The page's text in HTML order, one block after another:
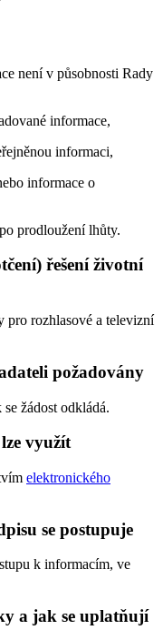
není v působnosti Rady
informace,
informaci,
informace o
prodloužení lhůty.
řešení životní
pro rozhlasové a televizní
požadovány
žádost odkládá.
využít
elektronického
se postupuje
k informacím, ve
a jak se uplatňují